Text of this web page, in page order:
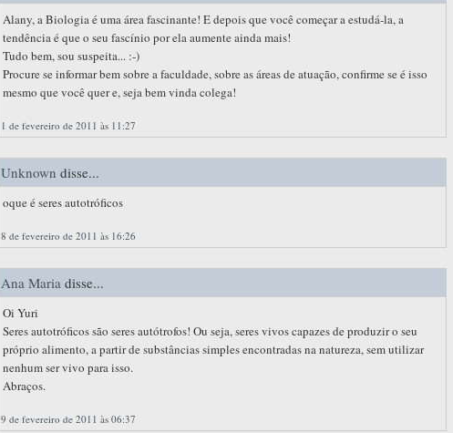
Alany, a Biologia é uma área fascinante! E depois que você começar a estudá-la, a
tendência é que o seu fascínio por ela aumente ainda mais!
Tudo bem, sou suspeita... :-)
Procure se informar bem sobre a faculdade, sobre as áreas de atuação, confirme se é isso
mesmo que você quer e, seja bem vinda colega!
1 de fevereiro de 2011 às 11:27
Unknown disse...
oque é seres autotróficos
8 de fevereiro de 2011 às 16:26
Ana Maria disse...
Oi Yuri
Seres autotróficos são seres autótrofos! Ou seja, seres vivos capazes de produzir o seu
próprio alimento, a partir de substâncias simples encontradas na natureza, sem utilizar
nenhum ser vivo para isso.
Abraços.
9 de fevereiro de 2011 às 06:37